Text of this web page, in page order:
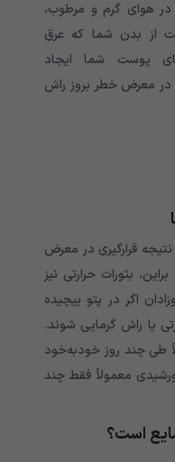
هوای گرم و مرطوب،
از بدن شما که عرق
پوست شما ایجاد
معرض خطر بروز راش
قرارگیری در معرض
بثورات حرارتی نیز
اگر در پتو پیچیده
یا راش گرمایی شوند.
طی چند روز خود‌به‌خود
معمولاً فقط چند
است؟